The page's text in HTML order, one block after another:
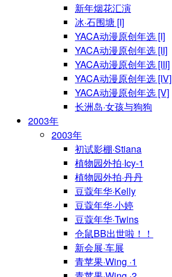
新年烟花汇演
冰·石围塘 [I]
YACA动漫原创年选 [I]
YACA动漫原创年选 [II]
YACA动漫原创年选 [III]
YACA动漫原创年选 [IV]
YACA动漫原创年选 [V]
长洲岛·女孩与狗狗
2003年
2003年
初试影棚·Stiana
植物园外拍·Icy-1
植物园外拍·丹丹
豆蔻年华·Kelly
豆蔻年华·小婷
豆蔻年华·Twins
仓鼠BB出世啦！！
新会展·车展
青苹果·Wing ·1